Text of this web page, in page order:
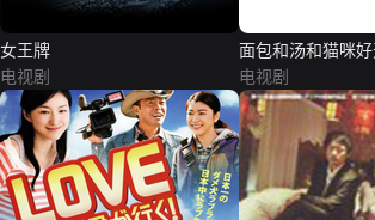
女王牌
电视剧
面包和汤和猫咪好
电视剧